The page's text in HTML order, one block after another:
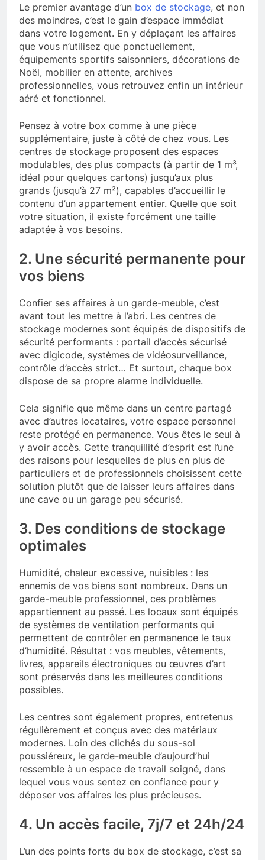
Le premier avantage d’un box de stockage, et non
des moindres, c’est le gain d’espace immédiat
dans votre logement. En y déplaçant les affaires
que vous n’utilisez que ponctuellement,
équipements sportifs saisonniers, décorations de
Noël, mobilier en attente, archives
professionnelles, vous retrouvez enfin un intérieur
aéré et fonctionnel.
Pensez à votre box comme à une pièce
supplémentaire, juste à côté de chez vous. Les
centres de stockage proposent des espaces
modulables, des plus compacts (à partir de 1 m³,
idéal pour quelques cartons) jusqu’aux plus
grands (jusqu’à 27 m²), capables d’accueillir le
contenu d’un appartement entier. Quelle que soit
votre situation, il existe forcément une taille
adaptée à vos besoins.
2. Une sécurité permanente pour
vos biens
Confier ses affaires à un garde-meuble, c’est
avant tout les mettre à l’abri. Les centres de
stockage modernes sont équipés de dispositifs de
sécurité performants : portail d’accès sécurisé
avec digicode, systèmes de vidéosurveillance,
contrôle d’accès strict… Et surtout, chaque box
dispose de sa propre alarme individuelle.
Cela signifie que même dans un centre partagé
avec d’autres locataires, votre espace personnel
reste protégé en permanence. Vous êtes le seul à
y avoir accès. Cette tranquillité d’esprit est l’une
des raisons pour lesquelles de plus en plus de
particuliers et de professionnels choisissent cette
solution plutôt que de laisser leurs affaires dans
une cave ou un garage peu sécurisé.
3. Des conditions de stockage
optimales
Humidité, chaleur excessive, nuisibles : les
ennemis de vos biens sont nombreux. Dans un
garde-meuble professionnel, ces problèmes
appartiennent au passé. Les locaux sont équipés
de systèmes de ventilation performants qui
permettent de contrôler en permanence le taux
d’humidité. Résultat : vos meubles, vêtements,
livres, appareils électroniques ou œuvres d’art
sont préservés dans les meilleures conditions
possibles.
Les centres sont également propres, entretenus
régulièrement et conçus avec des matériaux
modernes. Loin des clichés du sous-sol
poussiéreux, le garde-meuble d’aujourd’hui
ressemble à un espace de travail soigné, dans
lequel vous vous sentez en confiance pour y
déposer vos affaires les plus précieuses.
4. Un accès facile, 7j/7 et 24h/24
L’un des points forts du box de stockage, c’est sa